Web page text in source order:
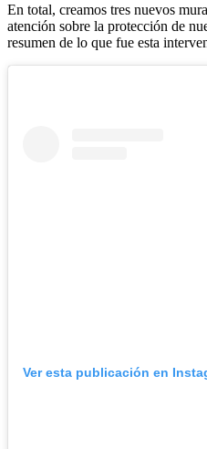
En total, creamos tres nuevos
atención sobre la protección de
resumen de lo que fue esta
Ver esta publicación en